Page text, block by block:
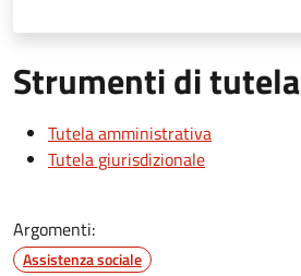
Strumenti di tutela
Tutela amministrativa
Tutela giurisdizionale
Argomenti:
Assistenza sociale